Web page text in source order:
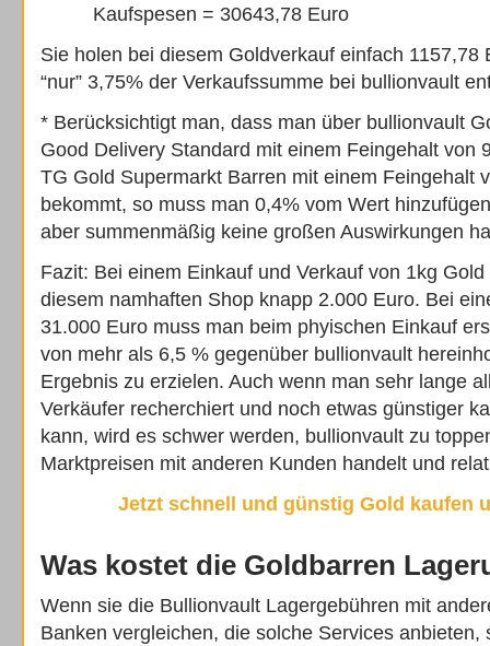
Kaufspesen = 30643,78 Euro
Sie holen bei diesem Goldverkauf einfach 1157,78
“nur” 3,75% der Verkaufssumme bei bullionvault
* Berücksichtigt man, dass man über bullionvault
Good Delivery Standard mit einem Feingehalt von
TG Gold Supermarkt Barren mit einem Feingehalt
bekommt, so muss man 0,4% vom Wert
aber summenmäßig keine großen Auswirkungen
Fazit: Bei einem Einkauf und Verkauf von 1kg
diesem namhaften Shop knapp 2.000 Euro. Bei
31.000 Euro muss man beim phyischen Einkauf
von mehr als 6,5 % gegenüber bullionvault
Ergebnis zu erzielen. Auch wenn man sehr lange
Verkäufer recherchiert und noch etwas günstiger
kann, wird es schwer werden, bullionvault zu
Marktpreisen mit anderen Kunden handelt und
Jetzt schnell und günstig Gold kaufen
Was kostet die Goldbarren
Wenn sie die Bullionvault Lagergebühren mit
Banken vergleichen, die solche Services anbieten,